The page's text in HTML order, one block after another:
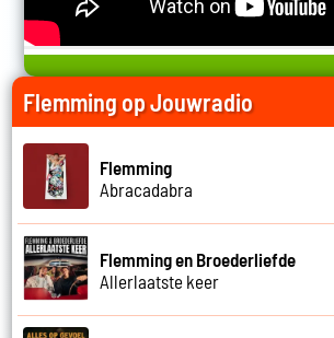
Flemming op Jouwradio
Flemming
Abracadabra
Flemming en Broederliefde
Allerlaatste keer